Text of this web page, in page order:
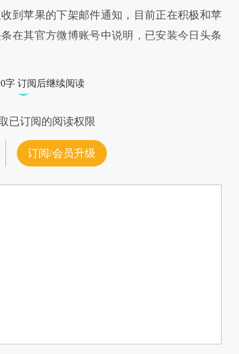
苹果的下架邮件通知，目前正在积极和苹
在其官方微博账号中说明，已安装今日头条
字 订阅后继续阅读
已订阅的阅读权限
订阅/会员升级